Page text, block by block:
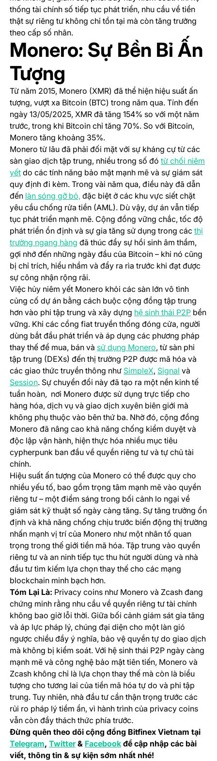
thống tài chính số tiếp tục phát triển, nhu cầu về tiền
thật sự riêng tư không chỉ tồn tại mà còn tăng trưởng
theo cấp số nhân.
Monero: Sự Bền Bỉ Ấn
Tượng
Từ năm 2015, Monero (XMR) đã thể hiện hiệu suất ấn
tượng, vượt xa Bitcoin (BTC) trong năm qua. Tính đến
ngày 13/05/2025, XMR đã tăng 154% so với một năm
trước, trong khi Bitcoin chỉ tăng 70%. So với Bitcoin,
Monero tăng khoảng 35%.
Monero từ lâu đã phải đối mặt với sự kháng cự từ các
sàn giao dịch tập trung, nhiều trong số đó từ chối niêm
yết(opens in a new tab)
do các tính năng bảo mật mạnh mẽ và sự giám sát
quy định đi kèm. Trong vài năm qua, điều này đã dẫn
đến làn sóng gỡ bỏ, (opens in a new tab)
đặc biệt ở các khu vực siết chặt
yêu cầu chống rửa tiền (AML). Dù vậy, dự án vẫn tiếp
tục phát triển mạnh mẽ. Cộng đồng vững chắc, tốc độ
phát triển ổn định và sự gia tăng sử dụng trong các thị
trường ngang hàng (opens in a new tab)
đã thúc đẩy sự hồi sinh âm thầm,
gợi nhớ đến những ngày đầu của Bitcoin – khi nó cũng
bị chỉ trích, hiểu nhầm và đẩy ra rìa trước khi đạt được
sự công nhận rộng rãi.
Việc hủy niêm yết Monero khỏi các sàn lớn vô tình
củng cố dự án bằng cách buộc cộng đồng tập trung
hơn vào phi tập trung và xây dựng hệ sinh thái P2P bền
vững. Khi các cổng fiat truyền thống đóng cửa, người
dùng bắt đầu phát triển và áp dụng các phương pháp
thay thế để mua, bán và sử dụng Monero(opens in a new
, từ sàn phi
tập trung (DEXs) đến thị trường P2P được mã hóa và
các giao thức truyền thông như SimpleX(opens in a new
, Signal (opens in
và
Session(opens in a new tab)
. Sự chuyển đổi này đã tạo ra một nền kinh tế
tuần hoàn, nơi Monero được sử dụng trực tiếp cho
hàng hóa, dịch vụ và giao dịch xuyên biên giới mà
không phụ thuộc vào bên thứ ba. Nhờ đó, cộng đồng
Monero đã nâng cao khả năng chống kiểm duyệt và
độc lập vận hành, hiện thực hóa nhiều mục tiêu
cypherpunk ban đầu về quyền riêng tư và tự chủ tài
chính.
Hiệu suất ấn tượng của Monero có thể được quy cho
nhiều yếu tố, bao gồm trọng tâm mạnh mẽ vào quyền
riêng tư – một điểm sáng trong bối cảnh lo ngại về
giám sát kỹ thuật số ngày càng tăng. Sự tăng trưởng ổn
định và khả năng chống chịu trước biến động thị trường
nhấn mạnh vị trí của Monero như một nhân tố quan
trọng trong thế giới tiền mã hóa. Tập trung vào quyền
riêng tư và an ninh tiếp tục thu hút người dùng và nhà
đầu tư tìm kiếm lựa chọn thay thế cho các mạng
blockchain minh bạch hơn.
Tóm Lại Là: Privacy coins như Monero và Zcash đang
chứng minh rằng nhu cầu về quyền riêng tư tài chính
không bao giờ lỗi thời. Giữa bối cảnh giám sát gia tăng
và áp lực pháp lý, chúng đại diện cho một làn gió
ngược chiều đầy ý nghĩa, bảo vệ quyền tự do giao dịch
mà không bị kiểm soát. Với hệ sinh thái P2P ngày càng
mạnh mẽ và công nghệ bảo mật tiên tiến, Monero và
Zcash không chỉ là lựa chọn thay thế mà còn là biểu
tượng cho tương lai của tiền mã hóa tự do và phi tập
trung. Tuy nhiên, nhà đầu tư cần thận trọng trước các
rủi ro pháp lý tiềm ẩn, vì hành trình của privacy coins
vẫn còn đầy thách thức phía trước.
Đừng quên theo dõi cộng đồng Bitfinex Vietnam tại
Telegram(opens in a new tab)
, Twitter(opens in a new tab)
& Facebook(opens in a new tab)
để cập nhập các bài
viết, thông tin & sự kiện sớm nhất nhé!